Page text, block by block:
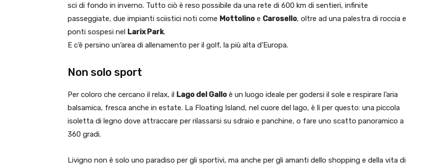
sci di fondo in inverno. Tutto ciò è reso possibile da una rete di 600 km di sentieri, infinite
passeggiate, due impianti sciistici noti come Mottolino e Carosello, oltre ad una palestra di roccia e
ponti sospesi nel Larix Park.
E c’è persino un’area di allenamento per il golf, la più alta d’Europa.
Non solo sport
Per coloro che cercano il relax, il Lago del Gallo è un luogo ideale per godersi il sole e respirare l’aria
balsamica, fresca anche in estate. La Floating Island, nel cuore del lago, è lì per questo: una piccola
isoletta di legno dove attraccare per rilassarsi su sdraio e panchine, o fare uno scatto panoramico a
360 gradi.
Livigno non è solo uno paradiso per gli sportivi, ma anche per gli amanti dello shopping e della vita di